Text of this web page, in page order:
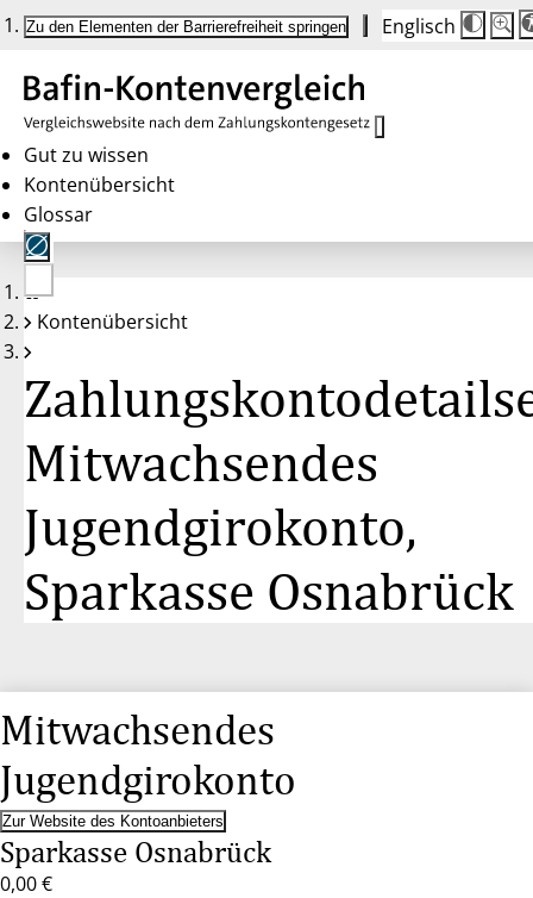
Zu den Elementen der Barrierefreiheit springen Englisch
Die
auf
100
100
Gut zu wissen
Kontenübersicht
Glossar
Keine
Konten
Kontenübersicht
Mitwachsendes
Jugendgirokonto,
Sparkasse Osnabrück
Mitwachsendes
Jugendgirokonto
Zur Website des Kontoanbieters
Sparkasse Osnabrück
0,00 €